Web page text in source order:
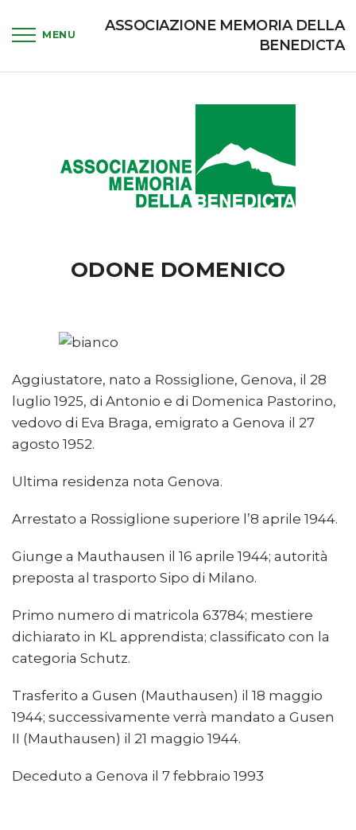
ASSOCIAZIONE MEMORIA DELLA
BENEDICTA
ODONE DOMENICO
Aggiustatore, nato a Rossiglione, Genova, il 28
luglio 1925, di Antonio e di Domenica Pastorino,
vedovo di Eva Braga, emigrato a Genova il 27
agosto 1952.
Ultima residenza nota Genova.
Arrestato a Rossiglione superiore l’8 aprile 1944.
Giunge a Mauthausen il 16 aprile 1944; autorità
preposta al trasporto Sipo di Milano.
Primo numero di matricola 63784; mestiere
dichiarato in KL apprendista; classificato con la
categoria Schutz.
Trasferito a Gusen (Mauthausen) il 18 maggio
1944; successivamente verrà mandato a Gusen
II (Mauthausen) il 21 maggio 1944.
Deceduto a Genova il 7 febbraio 1993